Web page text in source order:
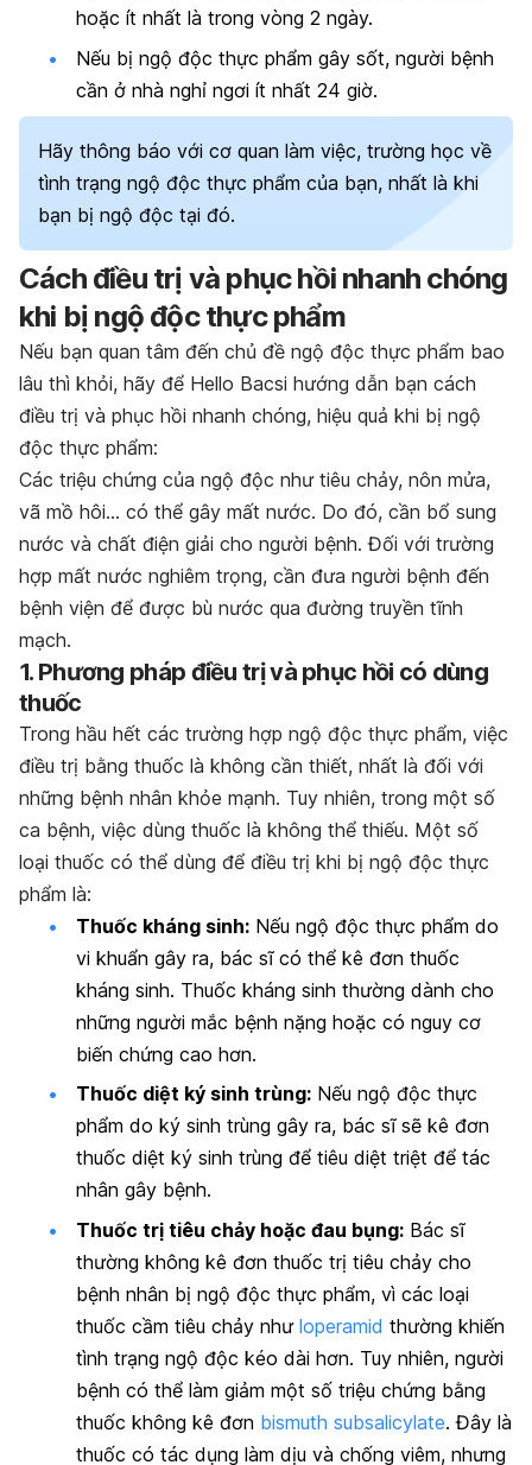
hoặc ít nhất là trong vòng 2 ngày.
Nếu bị ngộ độc thực phẩm gây sốt, người bệnh
cần ở nhà nghỉ ngơi ít nhất 24 giờ.
Hãy thông báo với cơ quan làm việc, trường học về
tình trạng ngộ độc thực phẩm của bạn, nhất là khi
bạn bị ngộ độc tại đó.
Cách điều trị và phục hồi nhanh chóng
khi bị ngộ độc thực phẩm
Nếu bạn quan tâm đến chủ đề ngộ độc thực phẩm bao
lâu thì khỏi, hãy để Hello Bacsi hướng dẫn bạn cách
điều trị và phục hồi nhanh chóng, hiệu quả khi bị ngộ
độc thực phẩm:
Các triệu chứng của ngộ độc như tiêu chảy, nôn mửa,
vã mồ hôi… có thể gây mất nước. Do đó, cần bổ sung
nước và chất điện giải cho người bệnh. Đối với trường
hợp mất nước nghiêm trọng, cần đưa người bệnh đến
bệnh viện để được bù nước qua đường truyền tĩnh
mạch.
1. Phương pháp điều trị và phục hồi có dùng
thuốc
Trong hầu hết các trường hợp ngộ độc thực phẩm, việc
điều trị bằng thuốc là không cần thiết, nhất là đối với
những bệnh nhân khỏe mạnh. Tuy nhiên, trong một số
ca bệnh, việc dùng thuốc là không thể thiếu. Một số
loại thuốc có thể dùng để điều trị khi bị ngộ độc thực
phẩm là:
Thuốc kháng sinh: Nếu ngộ độc thực phẩm do
vi khuẩn gây ra, bác sĩ có thể kê đơn thuốc
kháng sinh. Thuốc kháng sinh thường dành cho
những người mắc bệnh nặng hoặc có nguy cơ
biến chứng cao hơn.
Thuốc diệt ký sinh trùng: Nếu ngộ độc thực
phẩm do ký sinh trùng gây ra, bác sĩ sẽ kê đơn
thuốc diệt ký sinh trùng để tiêu diệt triệt để tác
nhân gây bệnh.
Thuốc trị tiêu chảy hoặc đau bụng: Bác sĩ
thường không kê đơn thuốc trị tiêu chảy cho
bệnh nhân bị ngộ độc thực phẩm, vì các loại
thuốc cầm tiêu chảy như loperamid thường khiến
tình trạng ngộ độc kéo dài hơn. Tuy nhiên, người
bệnh có thể làm giảm một số triệu chứng bằng
thuốc không kê đơn bismuth subsalicylate. Đây là
thuốc có tác dụng làm dịu và chống viêm, nhưng